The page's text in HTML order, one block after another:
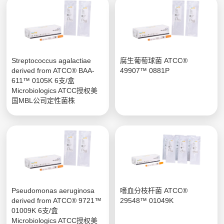
Streptococcus agalactiae
derived from ATCC® BAA-
611™ 0105K 6支/盒
Microbiologics ATCC授权美
国MBL公司定性菌株
腐生葡萄球菌 ATCC®
49907™ 0881P
Pseudomonas aeruginosa
derived from ATCC® 9721™
01009K 6支/盒
Microbiologics ATCC授权美
嗜血分枝杆菌 ATCC®
29548™ 01049K